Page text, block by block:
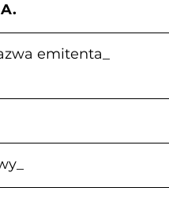
emitenta_